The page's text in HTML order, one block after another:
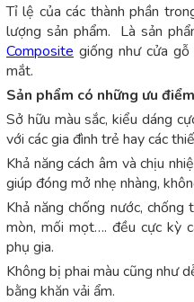
Tỉ lệ của các thành phần
lượng sản phẩm. Là sản
Composite giống như cửa
mắt.
Sản phẩm có những ưu
Sở hữu màu sắc, kiểu dáng
với các gia đình trẻ hay các
Khả năng cách âm và chịu
giúp đóng mở nhẹ nhàng,
Khả năng chống nước, chống
mòn, mối mọt…. đều cực kỳ
phụ gia.
Không bị phai màu cũng như
bằng khăn vải ẩm.